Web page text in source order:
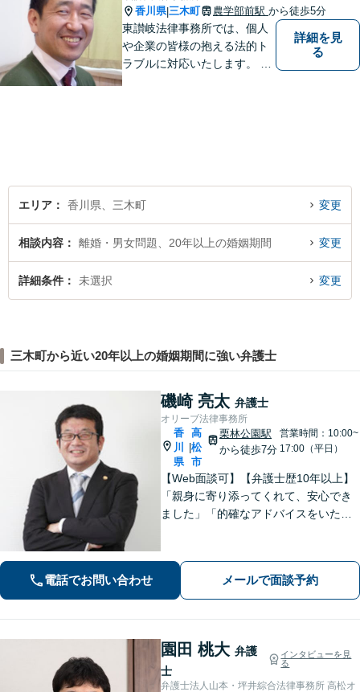
香川県|三木町 農学部前駅 から徒歩5分
東讃岐法律事務所では、個人
や企業の皆様の抱える法的ト
ラブルに対応いたします。 高
詳細を見
る
エリア 香川県、三木町 変更
相談内容 離婚・男女問題、20年以上の婚姻期間 変更
詳細条件 未選択 変更
三木町から近い20年以上の婚姻期間に強い弁護士
磯崎 亮太 弁護士
オリーブ法律事務所
香
川
県
|
高
松
市
栗林公園駅
から徒歩7分
営業時間：10:00~
17:00（平日）
【Web面談可】【弁護士歴10年以上】
「親身に寄り添ってくれて、安心でき
ました」「的確なアドバイスをいただ
い、解決の方針を考えてまいります
【栗林公園駅7分／駐車場あり】
電話でお問い合わせ メールで面談予約
園田 桃大 弁護
士
インタビューを見
る
弁護士法人山本・坪井綜合法律事務所 高松オ